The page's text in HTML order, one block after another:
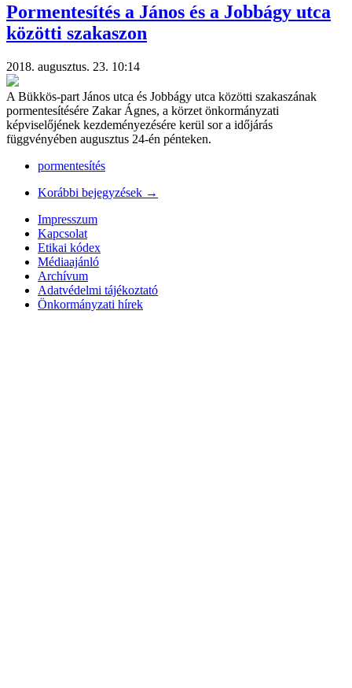
Pormentesítés a János és a Jobbágy utca
közötti szakaszon
2018. augusztus. 23. 10:14
A Bükkös-part János utca és Jobbágy utca közötti szakaszának
pormentesítésére Zakar Ágnes, a körzet önkormányzati
képviselőjének kezdeményezésére kerül sor a időjárás
függvényében augusztus 24-én pénteken.
pormentesítés
Korábbi bejegyzések →
Impresszum
Kapcsolat
Etikai kódex
Médiaajánló
Archívum
Adatvédelmi tájékoztató
Önkormányzati hírek